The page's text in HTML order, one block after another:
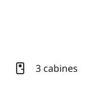
3 cabines